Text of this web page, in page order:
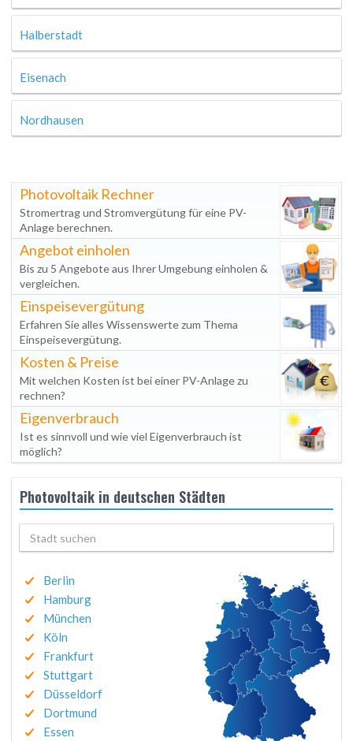
Halberstadt
Eisenach
Nordhausen
Photovoltaik Rechner
Stromertrag und Stromvergütung für eine PV-
Anlage berechnen.
Angebot einholen
Bis zu 5 Angebote aus Ihrer Umgebung einholen &
vergleichen.
Einspeisevergütung
Erfahren Sie alles Wissenswerte zum Thema
Einspeisevergütung.
Kosten & Preise
Mit welchen Kosten ist bei einer PV-Anlage zu
rechnen?
Eigenverbrauch
Ist es sinnvoll und wie viel Eigenverbrauch ist
möglich?
Photovoltaik in deutschen Städten
Berlin
Hamburg
München
Köln
Frankfurt
Stuttgart
Düsseldorf
Dortmund
Essen